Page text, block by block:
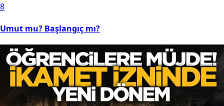
8
Umut mu? Başlangıç mı?